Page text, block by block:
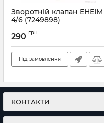
Зворотній клапан EHEIM
4/6 (7249898)
290 грн
Під замовлення
КОНТАКТИ